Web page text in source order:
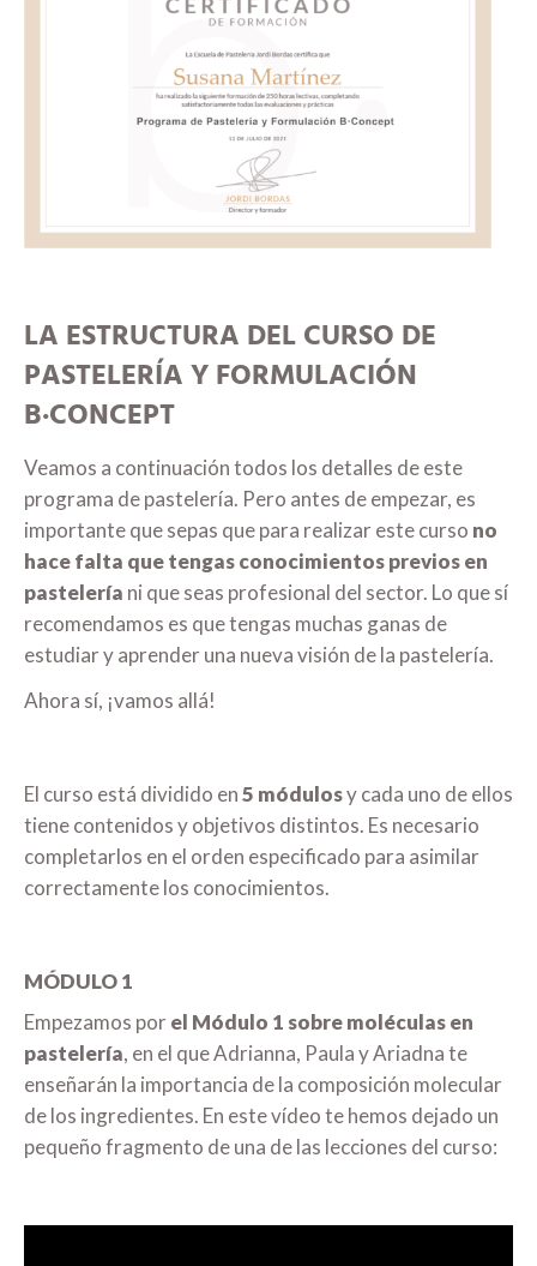
LA ESTRUCTURA DEL CURSO DE
PASTELERÍA Y FORMULACIÓN
B·CONCEPT
Veamos a continuación todos los detalles de este
programa de pastelería. Pero antes de empezar, es
importante que sepas que para realizar este curso no
hace falta que tengas conocimientos previos en
pastelería ni que seas profesional del sector. Lo que sí
recomendamos es que tengas muchas ganas de
estudiar y aprender una nueva visión de la pastelería.
Ahora sí, ¡vamos allá!
El curso está dividido en5 módulosy cada uno de ellos
tiene contenidos y objetivos distintos. Es necesario
completarlos en el orden especificado para asimilar
correctamente los conocimientos.
MÓDULO 1
Empezamos porel Módulo 1 sobre moléculas en
pastelería, en el que Adrianna, Paula y Ariadna te
enseñarán la importancia de la composición molecular
de los ingredientes. En este vídeo te hemos dejado un
pequeño fragmento de una de las lecciones del curso: